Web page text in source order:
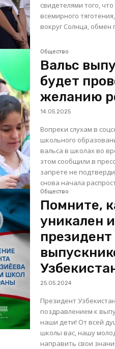
свидетелями того,
всемирного
вокруг Солнца,
Общество
Вальс
будет
желанию
14.05.2025
Вопреки слухам в
школьного
вальса в школах во
этом сообщили в пресс-службе
запрете не подтвердились Информация о
снова начала
Общество
Помните,
уникален
25.05.2024
Президент
поздравлением к
наши дети! От всей души поздравляю с успешным окончанием
школы вас, нашу
направить свои